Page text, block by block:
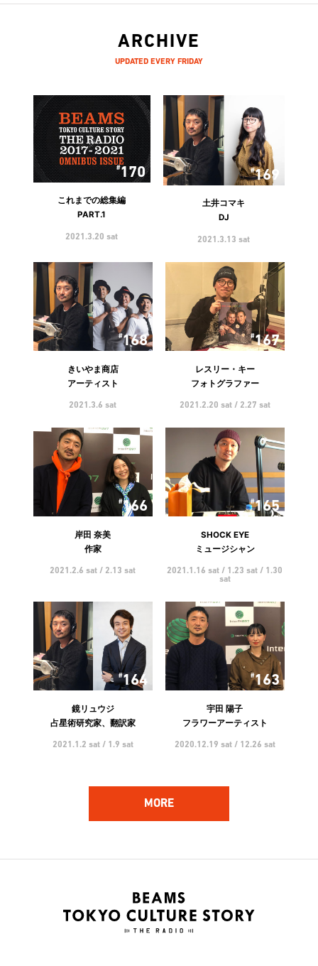
ARCHIVE
UPDATED EVERY FRIDAY
170
これまでの総集編
PART.1
2021.3.20 sat
169
土井コマキ
DJ
2021.3.13 sat
168
きいやま商店
アーティスト
2021.3.6 sat
167
レスリー・キー
フォトグラファー
2021.2.20 sat / 2.27 sat
166
岸田 奈美
作家
2021.2.6 sat / 2.13 sat
165
SHOCK EYE
ミュージシャン
2021.1.16 sat / 1.23 sat / 1.30
sat
164
鏡リュウジ
占星術研究家、翻訳家
2021.1.2 sat / 1.9 sat
163
宇田 陽子
フラワーアーティスト
2020.12.19 sat / 12.26 sat
2020.12.5 sat / 12.12 sat
2020.11.21 sat / 11.28 sat
MORE